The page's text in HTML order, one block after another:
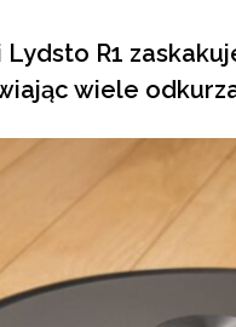
R1
wiele